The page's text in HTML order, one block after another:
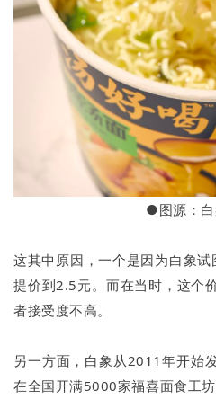
●图源：
这其中原因，一个是因为白象
提价到2.5元。而在当时，这个
者接受度不高。
另一方面，白象从2011年开始
在全国开满5000家福喜面食工坊